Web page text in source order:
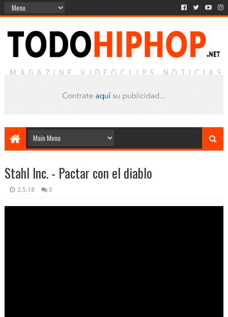
Stahl Inc. - Pactar con el diablo
2.5.18 0